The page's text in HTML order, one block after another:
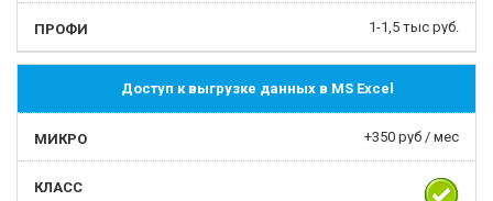
1-1,5 тыс руб.
Доступ к выгрузке данных в MS Excel
+350 руб / мес